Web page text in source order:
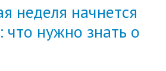
неделя начнется
что нужно знать о